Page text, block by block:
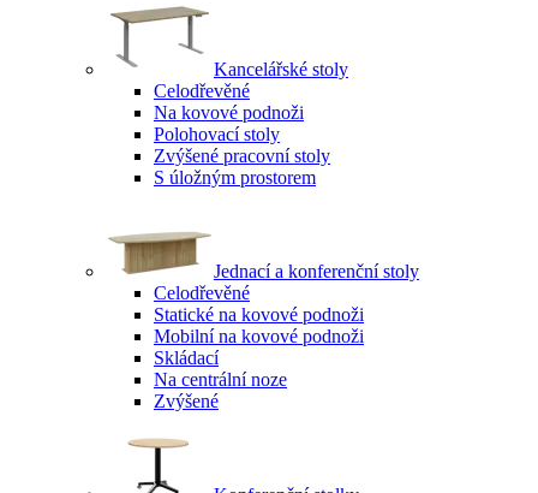
Kancelářské stoly
Celodřevěné
Na kovové podnoži
Polohovací stoly
Zvýšené pracovní stoly
S úložným prostorem
Jednací a konferenční stoly
Celodřevěné
Statické na kovové podnoži
Mobilní na kovové podnoži
Skládací
Na centrální noze
Zvýšené